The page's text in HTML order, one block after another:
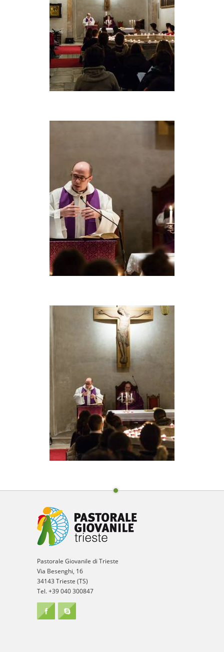
Pastorale Giovanile di Trieste
Via Besenghi, 16
34143 Trieste (TS)
Tel. +39 040 300847